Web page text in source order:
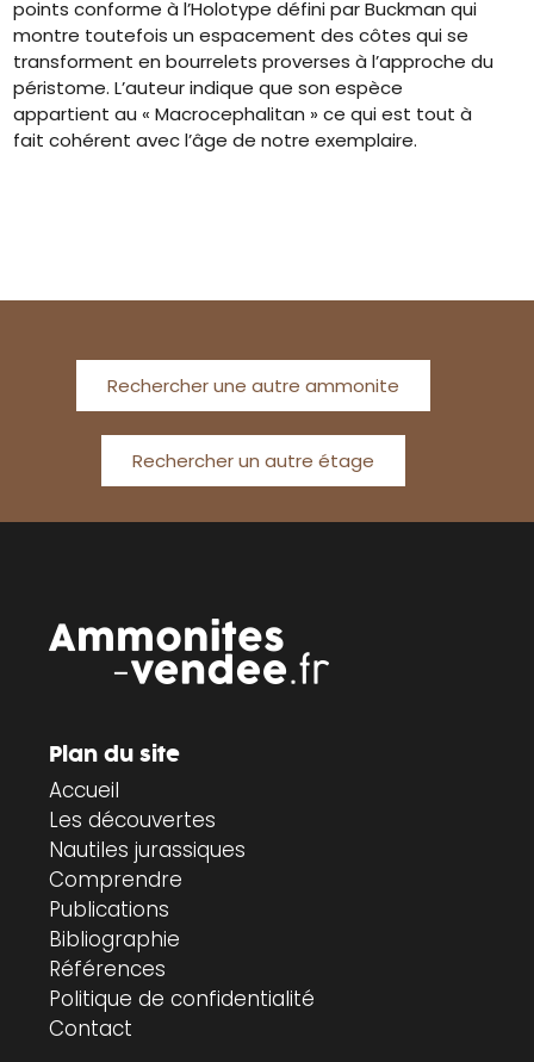
points conforme à l’Holotype défini par Buckman qui
montre toutefois un espacement des côtes qui se
transforment en bourrelets proverses à l’approche du
péristome. L’auteur indique que son espèce
appartient au « Macrocephalitan » ce qui est tout à
fait cohérent avec l’âge de notre exemplaire.
Rechercher une autre ammonite
Rechercher un autre étage
Plan du site
Accueil
Les découvertes
Nautiles jurassiques
Comprendre
Publications
Bibliographie
Références
Politique de confidentialité
Contact